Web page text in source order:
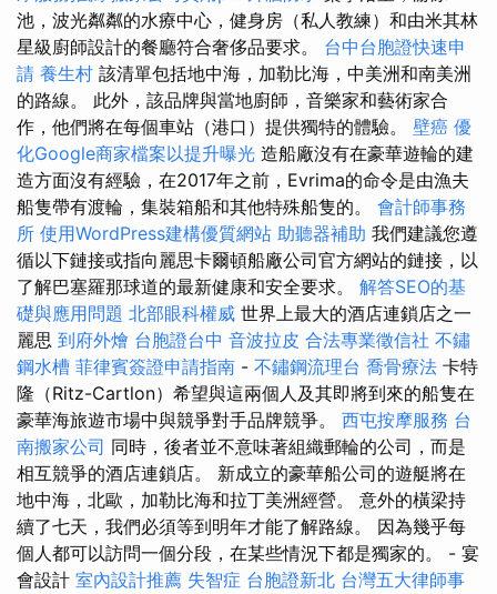
池，波光粼粼的水療中心，健身房（私人教練）和由米其林
星級廚師設計的餐廳符合奢侈品要求。 台中台胞證快速申
請 養生村 該清單包括地中海，加勒比海，中美洲和南美洲
的路線。 此外，該品牌與當地廚師，音樂家和藝術家合
作，他們將在每個車站（港口）提供獨特的體驗。 壁癌 優
化Google商家檔案以提升曝光 造船廠沒有在豪華遊輪的建
造方面沒有經驗，在2017年之前，Evrima的命令是由漁夫
船隻帶有渡輪，集裝箱船和其他特殊船隻的。 會計師事務
所 使用WordPress建構優質網站 助聽器補助 我們建議您遵
循以下鏈接或指向麗思卡爾頓船廠公司官方網站的鏈接，以
了解巴塞羅那球道的最新健康和安全要求。 解答SEO的基
礎與應用問題 北部眼科權威 世界上最大的酒店連鎖店之一
麗思 到府外燴 台胞證台中 音波拉皮 合法專業徵信社 不鏽
鋼水槽 菲律賓簽證申請指南 - 不鏽鋼流理台 喬骨療法 卡特
隆（Ritz-Cartlon）希望與這兩個人及其即將到來的船隻在
豪華海旅遊市場中與競爭對手品牌競爭。 西屯按摩服務 台
南搬家公司 同時，後者並不意味著組織郵輪的公司，而是
相互競爭的酒店連鎖店。 新成立的豪華船公司的遊艇將在
地中海，北歐，加勒比海和拉丁美洲經營。 意外的橫梁持
續了七天，我們必須等到明年才能了解路線。 因為幾乎每
個人都可以訪問一個分段，在某些情況下都是獨家的。 - 宴
會設計 室內設計推薦 失智症 台胞證新北 台灣五大律師事